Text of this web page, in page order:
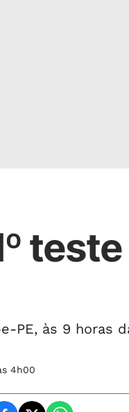
PE, às 9 horas
4h00